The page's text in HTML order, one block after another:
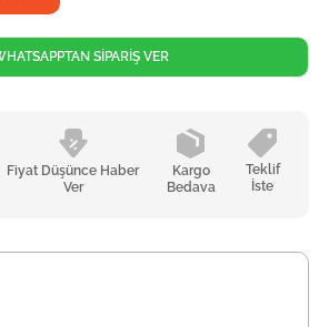
Fiyat Düşünce Haber
Ver
Kargo
Bedava
Teklif
İste
SİPARİŞ VER